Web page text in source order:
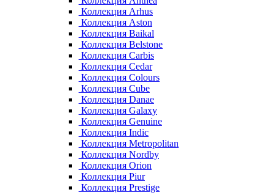
Коллекция Arhus
Коллекция Aston
Коллекция Baikal
Коллекция Belstone
Коллекция Carbis
Коллекция Cedar
Коллекция Colours
Коллекция Cube
Коллекция Danae
Коллекция Galaxy
Коллекция Genuine
Коллекция Indic
Коллекция Metropolitan
Коллекция Nordby
Коллекция Orion
Коллекция Piur
Коллекция Prestige